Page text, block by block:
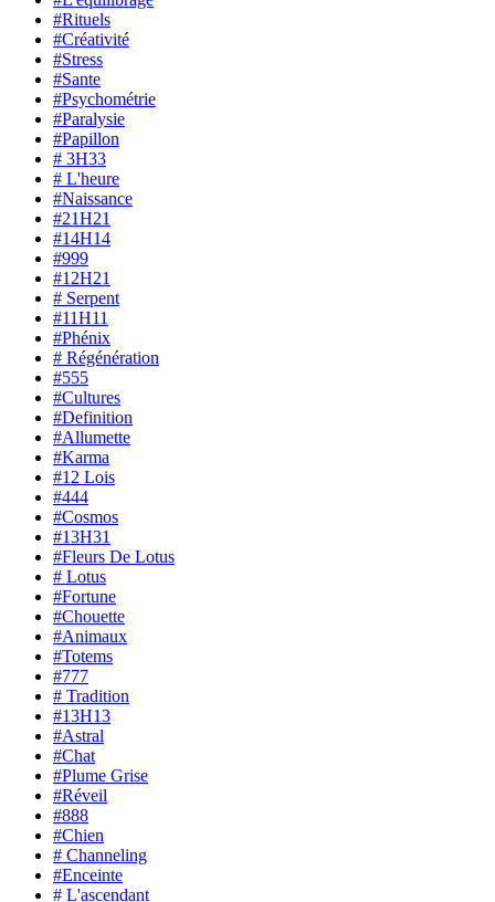
#Rituels
#Créativité
#Stress
#Sante
#Psychométrie
#Paralysie
#Papillon
# 3H33
# L'heure
#Naissance
#21H21
#14H14
#999
#12H21
# Serpent
#11H11
#Phénix
# Régénération
#555
#Cultures
#Definition
#Allumette
#Karma
#12 Lois
#444
#Cosmos
#13H31
#Fleurs De Lotus
# Lotus
#Fortune
#Chouette
#Animaux
#Totems
#777
# Tradition
#13H13
#Astral
#Chat
#Plume Grise
#Réveil
#888
#Chien
# Channeling
#Enceinte
# L'ascendant